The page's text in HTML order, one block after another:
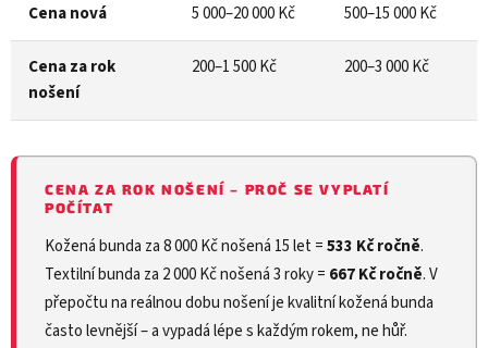
Cena nová 5 000–20 000 Kč 500–15 000 Kč
Cena za rok
nošení
200–1 500 Kč 200–3 000 Kč
CENA ZA ROK NOŠENÍ – PROČ SE VYPLATÍ
POČÍTAT
Kožená bunda za 8 000 Kč nošená 15 let =533 Kč ročně.
Textilní bunda za 2 000 Kč nošená 3 roky = 667 Kč ročně. V
přepočtu na reálnou dobu nošení je kvalitní kožená bunda
často levnější – a vypadá lépe s každým rokem, ne hůř.